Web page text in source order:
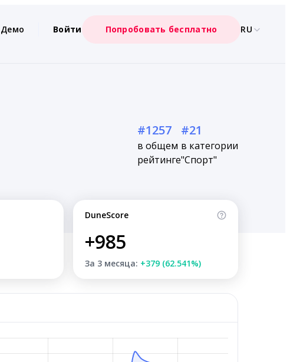
Демо Войти Попробовать бесплатно RU
#1257
в общем
рейтинге
#21
в категории
"Спорт"
DuneScore
+985
За 3 месяца: +379 (62.541%)